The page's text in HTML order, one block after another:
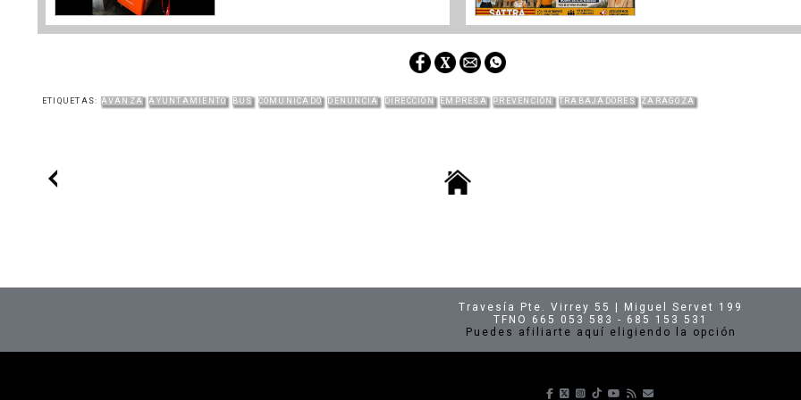
ETIQUETAS: AVANZA AYUNTAMIENTO BUS COMUNICADO DENUNCIA DIRECCIÓN EMPRESA PREVENCIÓN TRABAJADORES ZARAGOZA
Travesía Pte. Virrey 55 | Miguel Servet 199
TFNO 665 053 583 - 685 153 531
Puedes afiliarte aquí eligiendo la opción
Síguenos en Facebook
Síguenos en X
Síguenos en Instagram
Síguenos en TikTok
Síguenos en Youtube
Suscríbete a nuestras